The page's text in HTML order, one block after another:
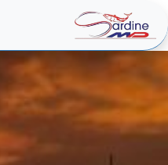
تخطي للذهاب إلى المحتوى